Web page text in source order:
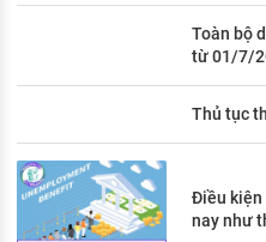
Toàn bộ
từ 01/7/
Thủ tục
Điều kiện
nay như